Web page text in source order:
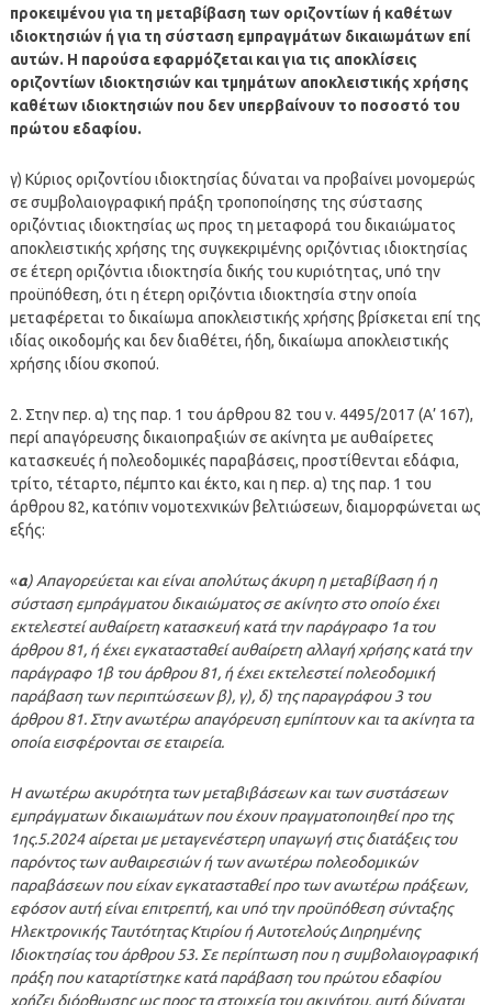
προκειμένου για τη μεταβίβαση των οριζοντίων ή καθέτων
ιδιοκτησιών ή για τη σύσταση εμπραγμάτων δικαιωμάτων επί
αυτών. Η παρούσα εφαρμόζεται και για τις αποκλίσεις
οριζοντίων ιδιοκτησιών και τμημάτων αποκλειστικής χρήσης
καθέτων ιδιοκτησιών που δεν υπερβαίνουν το ποσοστό του
πρώτου εδαφίου.
γ) Κύριος οριζοντίου ιδιοκτησίας δύναται να προβαίνει μονομερώς
σε συμβολαιογραφική πράξη τροποποίησης της σύστασης
οριζόντιας ιδιοκτησίας ως προς τη μεταφορά του δικαιώματος
αποκλειστικής χρήσης της συγκεκριμένης οριζόντιας ιδιοκτησίας
σε έτερη οριζόντια ιδιοκτησία δικής του κυριότητας, υπό την
προϋπόθεση, ότι η έτερη οριζόντια ιδιοκτησία στην οποία
μεταφέρεται το δικαίωμα αποκλειστικής χρήσης βρίσκεται επί της
ιδίας οικοδομής και δεν διαθέτει, ήδη, δικαίωμα αποκλειστικής
χρήσης ιδίου σκοπού.
2. Στην περ. α) της παρ. 1 του άρθρου 82 του ν. 4495/2017 (Α’ 167),
περί απαγόρευσης δικαιοπραξιών σε ακίνητα με αυθαίρετες
κατασκευές ή πολεοδομικές παραβάσεις, προστίθενται εδάφια,
τρίτο, τέταρτο, πέμπτο και έκτο, και η περ. α) της παρ. 1 του
άρθρου 82, κατόπιν νομοτεχνικών βελτιώσεων, διαμορφώνεται ως
εξής:
«α) Απαγορεύεται και είναι απολύτως άκυρη η μεταβίβαση ή η
σύσταση εμπράγματου δικαιώματος σε ακίνητο στο οποίο έχει
εκτελεστεί αυθαίρετη κατασκευή κατά την παράγραφο 1α του
άρθρου 81, ή έχει εγκατασταθεί αυθαίρετη αλλαγή χρήσης κατά την
παράγραφο 1β του άρθρου 81, ή έχει εκτελεστεί πολεοδομική
παράβαση των περιπτώσεων β), γ), δ) της παραγράφου 3 του
άρθρου 81. Στην ανωτέρω απαγόρευση εμπίπτουν και τα ακίνητα τα
οποία εισφέρονται σε εταιρεία.
Η ανωτέρω ακυρότητα των μεταβιβάσεων και των συστάσεων
εμπράγματων δικαιωμάτων που έχουν πραγματοποιηθεί προ της
1ης.5.2024 αίρεται με μεταγενέστερη υπαγωγή στις διατάξεις του
παρόντος των αυθαιρεσιών ή των ανωτέρω πολεοδομικών
παραβάσεων που είχαν εγκατασταθεί προ των ανωτέρω πράξεων,
εφόσον αυτή είναι επιτρεπτή, και υπό την προϋπόθεση σύνταξης
Ηλεκτρονικής Ταυτότητας Κτιρίου ή Αυτοτελούς Διηρημένης
Ιδιοκτησίας του άρθρου 53. Σε περίπτωση που η συμβολαιογραφική
πράξη που καταρτίστηκε κατά παράβαση του πρώτου εδαφίου
χρήζει διόρθωσης ως προς τα στοιχεία του ακινήτου, αυτή δύναται